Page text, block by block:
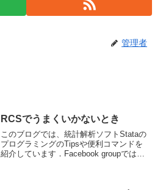
管理者
RCSでうまくいかないとき
このブログでは、統計解析ソフトStataの
プログラミングのTipsや便利コマンドを
紹介しています．Facebook groupでは、